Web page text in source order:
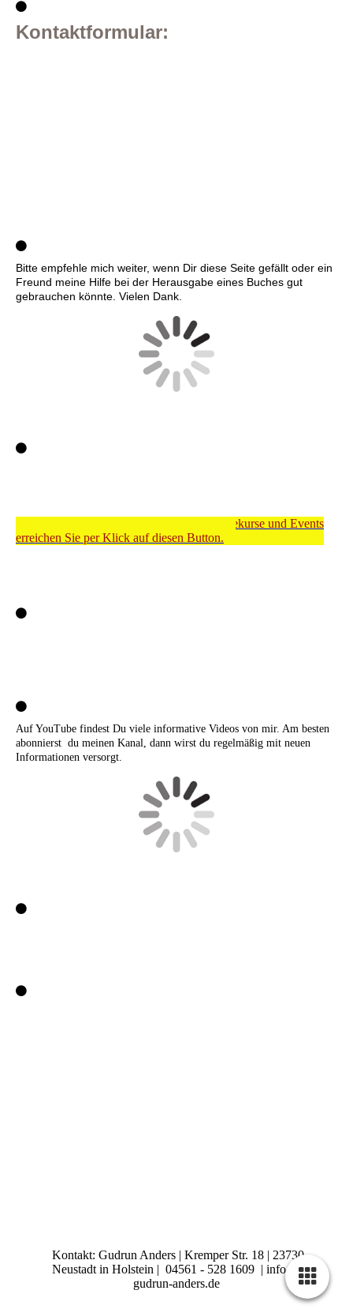
Kontaktformular:
Bitte empfehle mich weiter, wenn Dir diese Seite gefällt oder ein
Freund meine Hilfe bei der Herausgabe eines Buches gut
gebrauchen könnte. Vielen Dank.
Meinen Shop für Dienstleistungen, Onlinekurse und Events
erreichen Sie per Klick auf diesen Button.
Auf YouTube findest Du viele informative Videos von mir. Am besten
abonnierst du meinen Kanal, dann wirst du regelmäßig mit neuen
Informationen versorgt.
Kontakt: Gudrun Anders | Kremper Str. 18 | 23730
Neustadt in Holstein | 04561 - 528 1609 | info @
gudrun-anders.de